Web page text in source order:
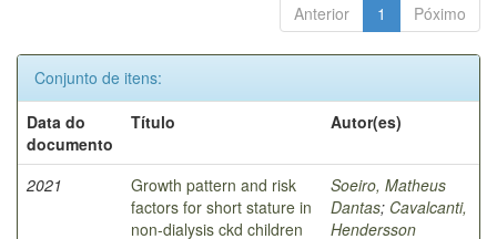
Anterior 1 Póximo
Conjunto de itens:
Data do
documento
Título Autor(es)
2021
Growth pattern and risk
factors for short stature in
non-dialysis ckd children
Soeiro, Matheus
Dantas; Cavalcanti,
Hendersson